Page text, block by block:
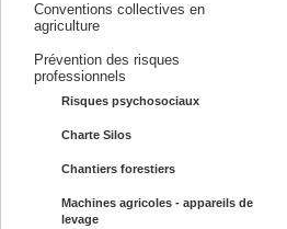
Conventions collectives en
agriculture
Prévention des risques
professionnels
Risques psychosociaux
Charte Silos
Chantiers forestiers
Machines agricoles - appareils de
levage